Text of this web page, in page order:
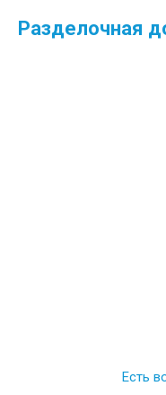
Разделочная
Есть